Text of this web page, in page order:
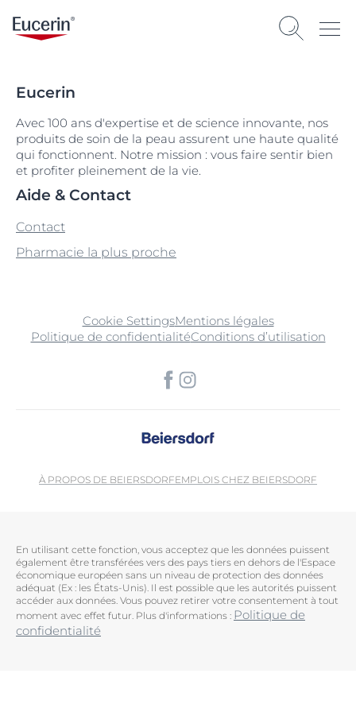
Eucerin
Avec 100 ans d'expertise et de science innovante, nos
produits de soin de la peau assurent une haute qualité
qui fonctionnent. Notre mission : vous faire sentir bien
et profiter pleinement de la vie.
Aide & Contact
Contact
Pharmacie la plus proche
Cookie SettingsMentions légales
Politique de confidentialitéConditions d’utilisation
À PROPOS DE BEIERSDORFEMPLOIS CHEZ BEIERSDORF
En utilisant cette fonction, vous acceptez que les données puissent
également être transférées vers des pays tiers en dehors de l'Espace
économique européen sans un niveau de protection des données
adéquat (Ex : les États-Unis). Il est possible que les autorités puissent
accéder aux données. Vous pouvez retirer votre consentement à tout
moment avec effet futur. Plus d'informations : Politique de
confidentialité